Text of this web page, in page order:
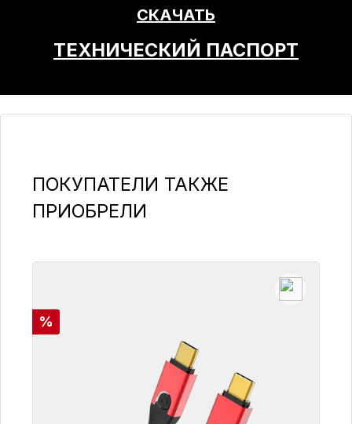
СКАЧАТЬ
ТЕХНИЧЕСКИЙ ПАСПОРТ
Пропустить галерею продуктов
ПОКУПАТЕЛИ ТАКЖЕ
ПРИОБРЕЛИ
Скидка
%